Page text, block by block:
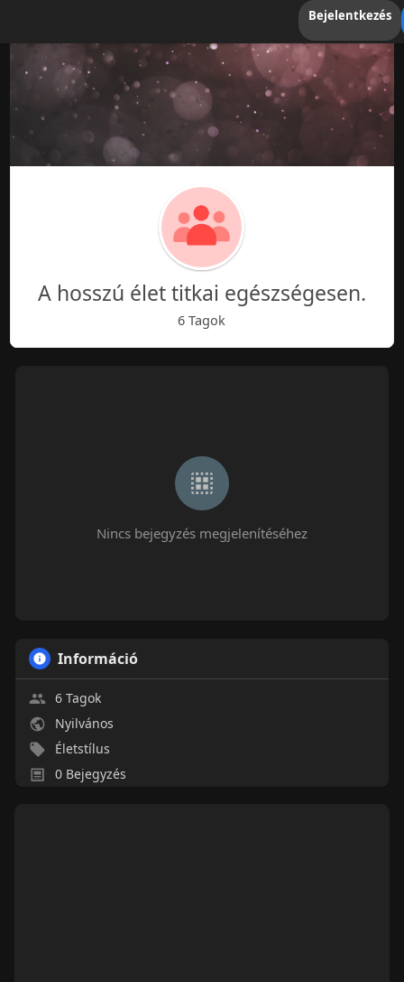
Bejelentkezés
A hosszú élet titkai egészségesen.
6 Tagok
Nincs bejegyzés megjelenítéséhez
Információ
6 Tagok
Nyilvános
Életstílus
0 Bejegyzés